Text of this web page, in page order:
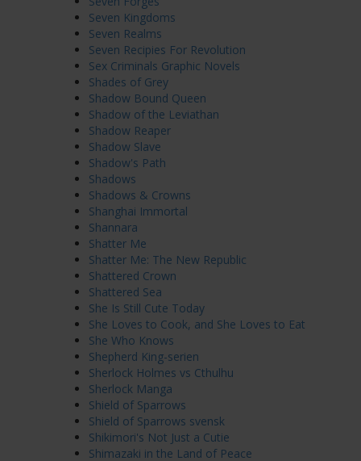
Seven Kingdoms
Seven Realms
Seven Recipies For Revolution
Sex Criminals Graphic Novels
Shades of Grey
Shadow Bound Queen
Shadow of the Leviathan
Shadow Reaper
Shadow Slave
Shadow's Path
Shadows
Shadows & Crowns
Shanghai Immortal
Shannara
Shatter Me
Shatter Me: The New Republic
Shattered Crown
Shattered Sea
She Is Still Cute Today
She Loves to Cook, and She Loves to Eat
She Who Knows
Shepherd King-serien
Sherlock Holmes vs Cthulhu
Sherlock Manga
Shield of Sparrows
Shield of Sparrows svensk
Shikimori's Not Just a Cutie
Shimazaki in the Land of Peace